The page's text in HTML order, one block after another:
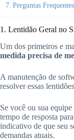
Perguntas Frequentes
1. Lentidão Geral no
Um dos primeiros e
medida precisa de
A manutenção de
resolver essas
Se você ou sua
tempo de resposta
indicativo de que seu
demandas atuais.